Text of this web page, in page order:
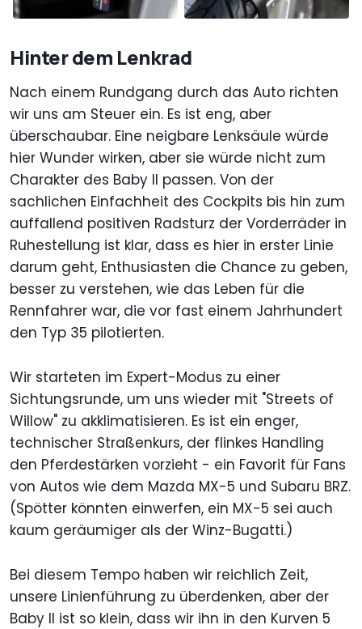
Hinter dem Lenkrad
Nach einem Rundgang durch das Auto richten
wir uns am Steuer ein. Es ist eng, aber
überschaubar. Eine neigbare Lenksäule würde
hier Wunder wirken, aber sie würde nicht zum
Charakter des Baby II passen. Von der
sachlichen Einfachheit des Cockpits bis hin zum
auffallend positiven Radsturz der Vorderräder in
Ruhestellung ist klar, dass es hier in erster Linie
darum geht, Enthusiasten die Chance zu geben,
besser zu verstehen, wie das Leben für die
Rennfahrer war, die vor fast einem Jahrhundert
den Typ 35 pilotierten.
Wir starteten im Expert-Modus zu einer
Sichtungsrunde, um uns wieder mit "Streets of
Willow" zu akklimatisieren. Es ist ein enger,
technischer Straßenkurs, der flinkes Handling
den Pferdestärken vorzieht - ein Favorit für Fans
von Autos wie dem Mazda MX-5 und Subaru BRZ.
(Spötter könnten einwerfen, ein MX-5 sei auch
kaum geräumiger als der Winz-Bugatti.)
Bei diesem Tempo haben wir reichlich Zeit,
unsere Linienführung zu überdenken, aber der
Baby II ist so klein, dass wir ihn in den Kurven 5